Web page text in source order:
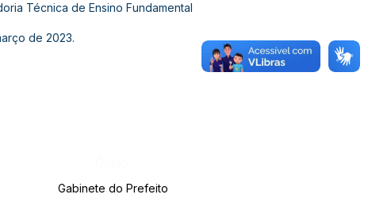
Técnica de Ensino Fundamental
de 2023.
Gabinete do Prefeito